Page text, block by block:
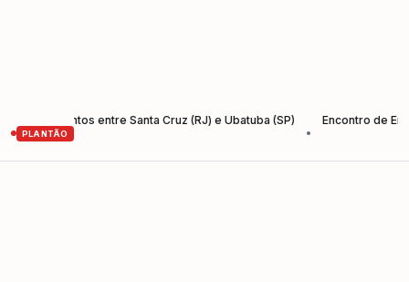
PLANTÃO
Santos entre Santa Cruz (RJ) e Ubatuba (SP)
Encontro de